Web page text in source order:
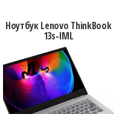
Ноутбук Lenovo ThinkBook
13s-IML